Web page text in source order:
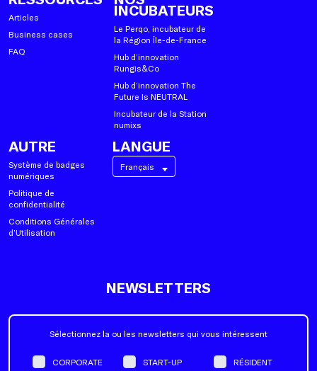
Articles
Business cases
FAQ
INCUBATEURS
Le Perqo, incubateur de
la Région Île-de-France
Hub d’innovation
Rungis&Co
Hub d’innovation The
Future Is NEUTRAL
Incubateur de la Station
numixs
AUTRE
Système de badges
numériques
Politique de
confidentialité
Conditions Générales
d’Utilisation
LANGUE
Français
NEWSLETTERS
Sélectionnez la ou les newsletters qui vous intéressent
CORPORATE START-UP RÉSIDENT